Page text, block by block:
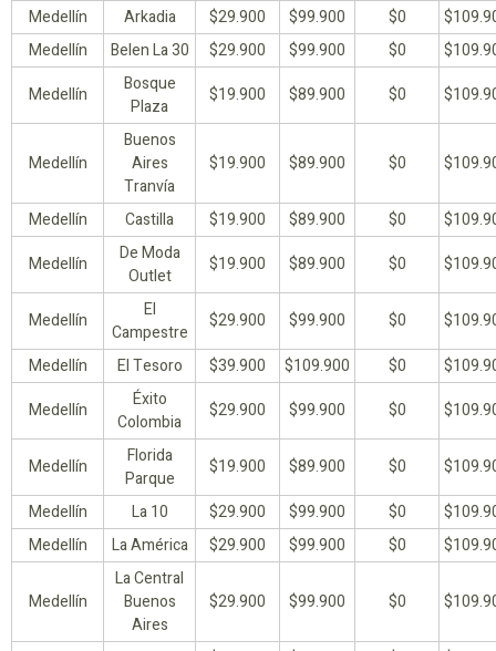
Medellín
Arkadia $29.900 $99.900 $0
Medellín
Belen La 30 $29.900 $99.900 $0
Medellín
Bosque
Plaza
$19.900 $89.900 $0
Medellín
Buenos
Aires
Tranvía
$19.900 $89.900 $0
Medellín Castilla $19.900 $89.900 $0
Medellín
De Moda
Outlet
$19.900 $89.900 $0
Medellín
El
Campestre
$29.900 $99.900 $0
Medellín
El Tesoro $39.900 $109.900 $0
Medellín
Éxito
Colombia
$29.900 $99.900 $0
Medellín
Florida
Parque
$19.900 $89.900 $0
Medellín
La 10 $29.900 $99.900 $0
Medellín
La América $29.900 $99.900 $0
Medellín
La Central
Buenos
Aires
$29.900 $99.900 $0